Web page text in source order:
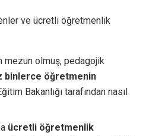
ve ücretli öğretmenlik
olmuş, pedagojik
binlerce öğretmenin
Bakanlığı tarafından nasıl
ücretli öğretmenlik